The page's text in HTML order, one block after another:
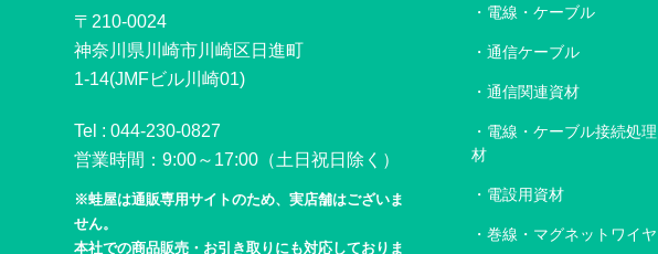
〒210-0024
神奈川県川崎市川崎区日進町
1-14(JMFビル川崎01)
Tel :044-230-0827
営業時間：9:00～17:00（土日祝日除く）
※蛙屋は通販専用サイトのため、実店舗はございま
せん。
本社での商品販売・お引き取りにも対応しておりま
電線・ケーブル
通信ケーブル
通信関連資材
電線・ケーブル接続処理
材
電設用資材
巻線・マグネットワイヤ